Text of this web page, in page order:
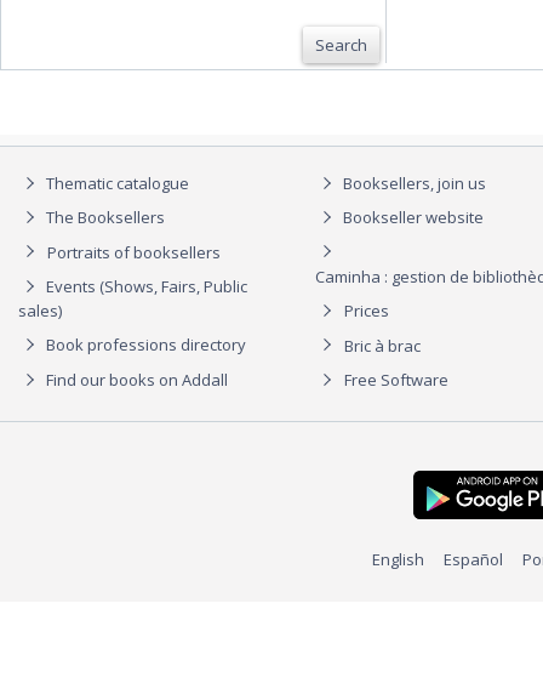
Search
Thematic catalogue
The Booksellers
Portraits of booksellers
Events (Shows, Fairs, Public
sales)
Book professions directory
Find our books on Addall
Booksellers, join us
Bookseller website
Caminha : gestion de
Prices
Bric à brac
Free Software
English Español